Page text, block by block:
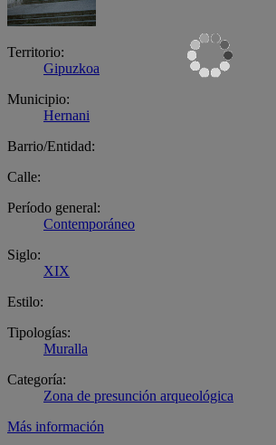
Territorio:
Gipuzkoa
Municipio:
Hernani
Barrio/Entidad:
Calle:
Período general:
Contemporáneo
Siglo:
XIX
Estilo:
Tipologías:
Muralla
Categoría:
Zona de presunción arqueológica
Más información